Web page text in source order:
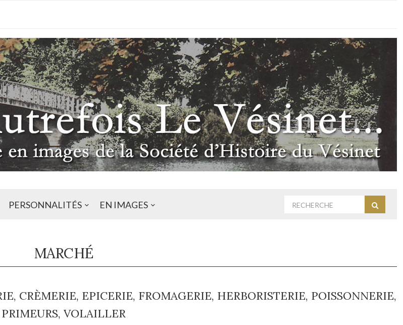
PERSONNALITÉS EN IMAGES
MARCHÉ
CRÈMERIE, EPICERIE, FROMAGERIE, HERBORISTERIE, POISSONNERIE,
PRIMEURS, VOLAILLER